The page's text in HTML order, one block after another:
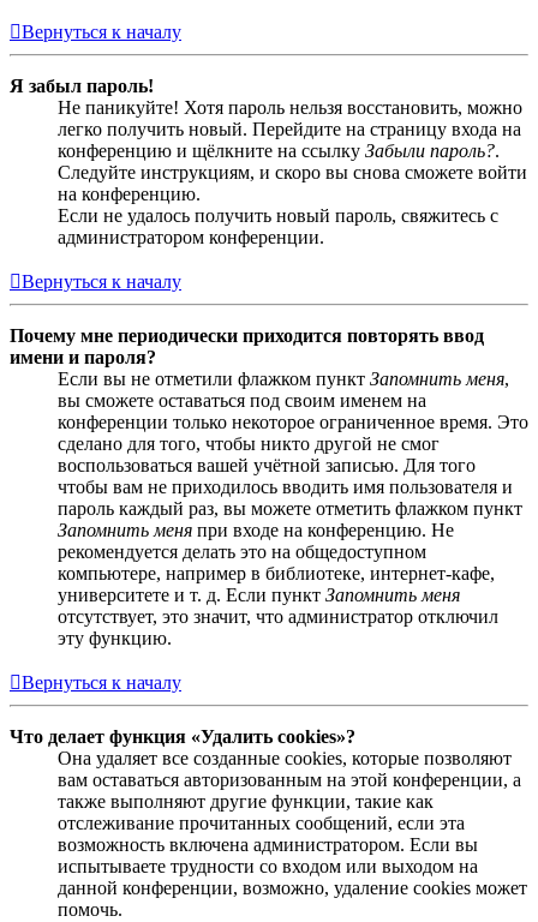
Вернуться к началу
Я забыл пароль!
Не паникуйте! Хотя пароль нельзя восстановить, можно
легко получить новый. Перейдите на страницу входа на
конференцию и щёлкните на ссылку Забыли пароль?.
Следуйте инструкциям, и скоро вы снова сможете войти
на конференцию.
Если не удалось получить новый пароль, свяжитесь с
администратором конференции.
Вернуться к началу
Почему мне периодически приходится повторять ввод
имени и пароля?
Если вы не отметили флажком пункт Запомнить меня,
вы сможете оставаться под своим именем на
конференции только некоторое ограниченное время. Это
сделано для того, чтобы никто другой не смог
воспользоваться вашей учётной записью. Для того
чтобы вам не приходилось вводить имя пользователя и
пароль каждый раз, вы можете отметить флажком пункт
Запомнить меня при входе на конференцию. Не
рекомендуется делать это на общедоступном
компьютере, например в библиотеке, интернет-кафе,
университете и т. д. Если пункт Запомнить меня
отсутствует, это значит, что администратор отключил
эту функцию.
Вернуться к началу
Что делает функция «Удалить cookies»?
Она удаляет все созданные cookies, которые позволяют
вам оставаться авторизованным на этой конференции, а
также выполняют другие функции, такие как
отслеживание прочитанных сообщений, если эта
возможность включена администратором. Если вы
испытываете трудности со входом или выходом на
данной конференции, возможно, удаление cookies может
помочь.